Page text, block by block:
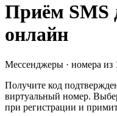
Приём SMS
онлайн
Мессенджеры · номера из
Получите код
виртуальный номер.
при регистрации и